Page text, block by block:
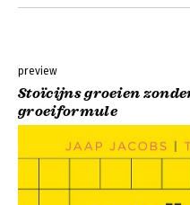
preview
Stoïcijns groeien
groeiformule